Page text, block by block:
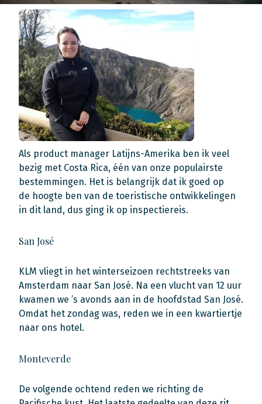
Als product manager Latijns-Amerika ben ik veel
bezig met Costa Rica, één van onze populairste
bestemmingen. Het is belangrijk dat ik goed op
de hoogte ben van de toeristische ontwikkelingen
in dit land, dus ging ik op inspectiereis.
San José
KLM vliegt in het winterseizoen rechtstreeks van
Amsterdam naar San José. Na een vlucht van 12 uur
kwamen we ’s avonds aan in de hoofdstad San José.
Omdat het zondag was, reden we in een kwartiertje
naar ons hotel.
Monteverde
De volgende ochtend reden we richting de